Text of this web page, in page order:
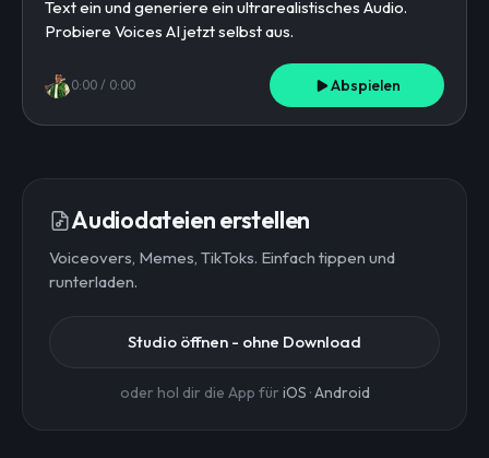
0:00 / 0:00 Abspielen
Audiodateien erstellen
Voiceovers, Memes, TikToks. Einfach tippen und
runterladen.
Studio öffnen - ohne Download
oder hol dir die App für iOS ·Android